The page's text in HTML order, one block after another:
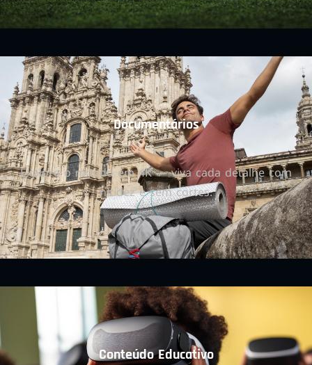
Documentários
Explore o mundo em 4K — viva cada detalhe com
nitidez e sem cortes.
Conteúdo Educativo